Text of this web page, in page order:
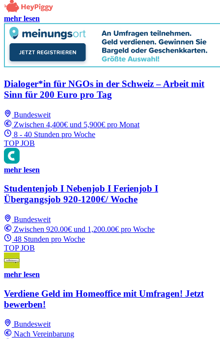
mehr lesen
Dialoger*in für NGOs in der Schweiz – Arbeit mit
Sinn für 200 Euro pro Tag
Bundesweit
Zwischen 4,400€ und 5,900€ pro Monat
8 - 40 Stunden pro Woche
TOP JOB
mehr lesen
Studentenjob I Nebenjob I Ferienjob I
Übergangsjob 920-1200€/ Woche
Bundesweit
Zwischen 920.00€ und 1,200.00€ pro Woche
48 Stunden pro Woche
TOP JOB
mehr lesen
Verdiene Geld im Homeoffice mit Umfragen! Jetzt
bewerben!
Bundesweit
Nach Vereinbarung